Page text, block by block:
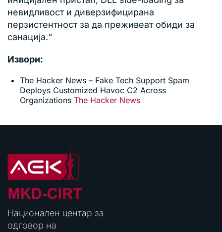
невидливост и диверзифицирана
перзистентност за да преживеат обиди за
санација.“
Извори:
The Hacker News – Fake Tech Support Spam
Deploys Customized Havoc C2 Across
Organizations The Hacker News
Национален центар за
одговор на